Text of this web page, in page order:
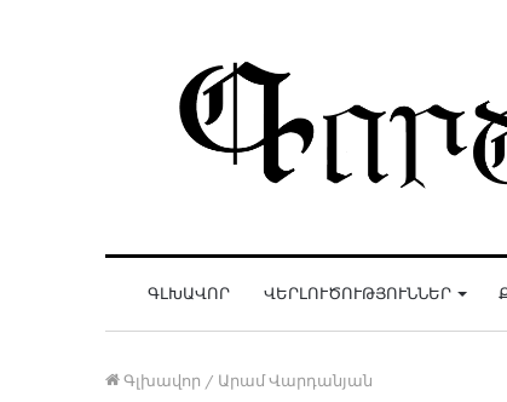
ԳԼԽԱՎՈՐ ՎԵՐԼՈՒԾՈՒԹՅՈՒՆՆԵՐ
Գլխավոր / Արամ Վարդանյան